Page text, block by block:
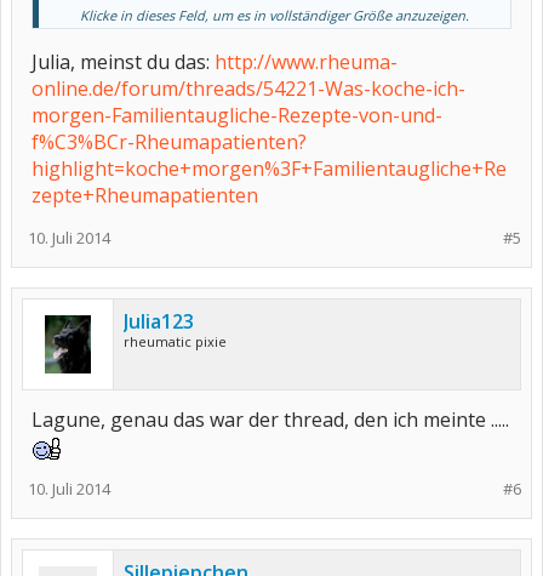
Liebe Gruesse
Julia123
Klicke in dieses Feld, um es in vollständiger Größe anzuzeigen.
Julia, meinst du das: http://www.rheuma-
online.de/forum/threads/54221-Was-koche-ich-
morgen-Familientaugliche-Rezepte-von-und-
f%C3%BCr-Rheumapatienten?
highlight=koche+morgen%3F+Familientaugliche+Re
zepte+Rheumapatienten
#5
10. Juli 2014
Julia123
rheumatic pixie
Lagune, genau das war der thread, den ich meinte .....
#6
10. Juli 2014